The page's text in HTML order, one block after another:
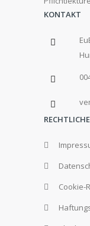
KONTAKT
Cookie-